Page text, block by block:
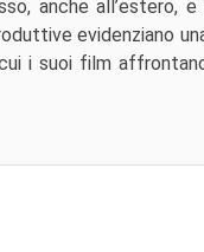
anche all’estero, e
evidenziano
i suoi film